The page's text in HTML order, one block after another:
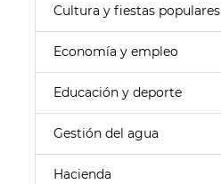
Cultura y fiestas populares
Economía y empleo
Educación y deporte
Gestión del agua
Hacienda